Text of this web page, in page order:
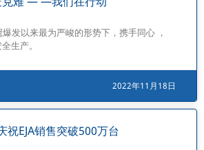
发以来最为严峻的形势下，携手同心 ，
生产。
2022年11月18日
祝EJA销售突破500万台